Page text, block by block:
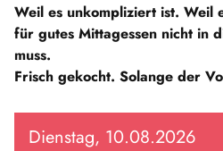
Weil es unkompliziert ist. Weil
für gutes Mittagessen nicht in
muss.
Frisch gekocht. Solange der
Dienstag, 10.08.2026